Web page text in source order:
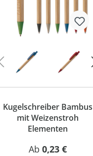
Kugelschreiber Bambus
mit Weizenstroh
Elementen
Regulärer Preis:
Ab0,23 €